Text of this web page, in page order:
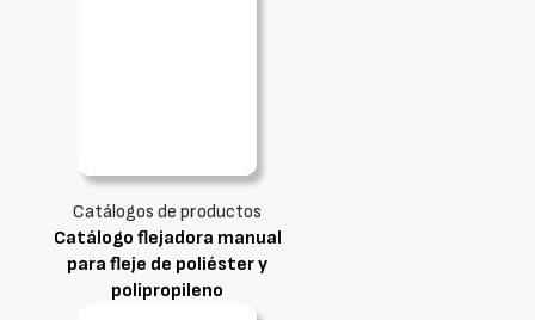
Catálogos de productos
Catálogo flejadora manual
para fleje de poliéster y
polipropileno